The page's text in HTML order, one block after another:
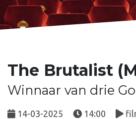
The Brutalist
Winnaar van drie
14-03-2025 14:00